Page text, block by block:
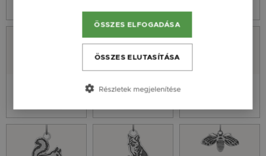
7 x 10 mm
ÖSSZES ELFOGADÁSA
ÖSSZES ELUTASÍTÁSA
Részletek megjelenítése